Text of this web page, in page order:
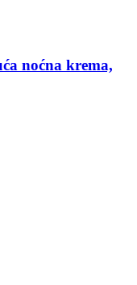
noćna krema,